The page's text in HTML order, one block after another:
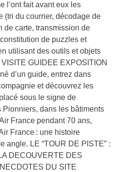
l’ont fait avant eux les
(tri du courrier, décodage de
de carte, transmission de
de puzzles et
utilisant des outils et objets
GUIDEE EXPOSITION
d’un guide, entrez dans
et découvrez les
sous le signe de
Pionniers, dans les bâtiments
France pendant 70 ans,
France : une histoire
angle. LE “TOUR DE PISTE” :
DECOUVERTE DES
DU SITE